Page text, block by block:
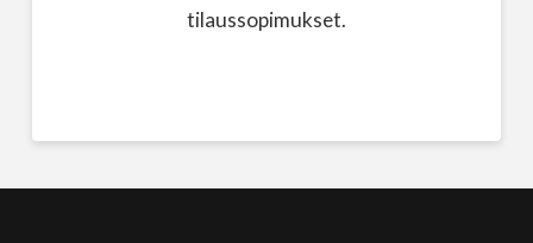
tilaussopimukset.